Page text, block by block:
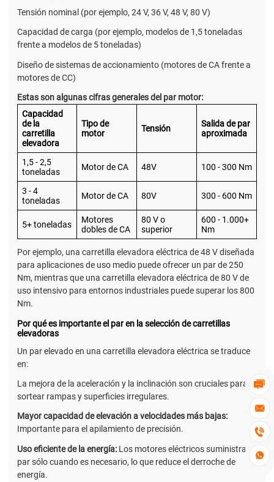




Tensión nominal (por ejemplo, 24 V, 36 V, 48 V, 80 V)
Capacidad de carga (por ejemplo, modelos de 1,5 toneladas
frente a modelos de 5 toneladas)
Diseño de sistemas de accionamiento (motores de CA frente a
motores de CC)
Estas son algunas cifras generales del par motor:
Capacidad
de la
carretilla
elevadora
Tipo de
motor
Tensión
Salida de par
aproximada
1,5 - 2,5
toneladas
Motor de CA 48V 100 - 300 Nm
3 - 4
toneladas
Motor de CA 80V 300 - 600 Nm
5+ toneladas
Motores
dobles de CA
80 V o
superior
600 - 1.000+
Nm
Por ejemplo, una carretilla elevadora eléctrica de 48 V diseñada
para aplicaciones de uso medio puede ofrecer un par de 250
Nm, mientras que una carretilla elevadora eléctrica de 80 V de
uso intensivo para entornos industriales puede superar los 800
Nm.
Por qué es importante el par en la selección de carretillas
elevadoras
Un par elevado en una carretilla elevadora eléctrica se traduce
en:
La mejora de la aceleración y la inclinación son cruciales para
sortear rampas y superficies irregulares.
Mayor capacidad de elevación a velocidades más bajas:
Importante para el apilamiento de precisión.
Uso eficiente de la energía: Los motores eléctricos suministran
par sólo cuando es necesario, lo que reduce el derroche de
energía.